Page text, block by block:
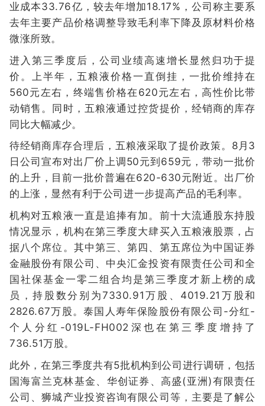
业成本33.76亿，较去年增加18.17%，公司称主要系
去年主要产品价格调整导致毛利率下降及原材料价格
微涨所致。
进入第三季度后，公司业绩高速增长显然归功于提
价。上半年，五粮液价格一直倒挂，一批价维持在
560元左右，终端售价格在620元左右，高性价比带
动销售。同时，五粮液通过控货提价，经销商的库存
同比大幅减少。
待经销商库存合理后，五粮液采取了提价政策。8月3
日公司宣布对出厂价上调50元到659元，带动一批价
的上升，目前一批价普遍在620-630元附近。出厂价
的上涨，显然有利于公司进一步提高产品的毛利率。
机构对五粮液一直是追捧有加。前十大流通股东持股
情况显示，机构在第三季度大肆买入五粮液股票，占
据八个席位。其中第三、第四、第五席位为中国证券
金融股份有限公司、中央汇金投资有限责任公司和全
国社保基金一零二组合均是第三季度才新上榜的成
员，持股数分别为7330.91万股、4019.21万股和
2826.67万股。泰国人寿年保险股份有限公司-分红-
个人分红-019L-FH002深也在第三季度增持了
736.51万股。
此外，在第三季度共有5批机构到公司进行调研，包括
国海富兰克林基金、华创证券、高盛(亚洲)有限责任
公司、狮城产业投资咨询有限公司等，主要是了解公